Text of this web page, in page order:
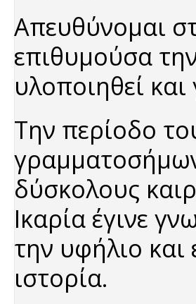
Απευθύνομαι
επιθυμούσα
υλοποιηθεί
Την περίοδο
δύσκολους
Ικαρία έγινε
την υφήλιο
ιστορία.